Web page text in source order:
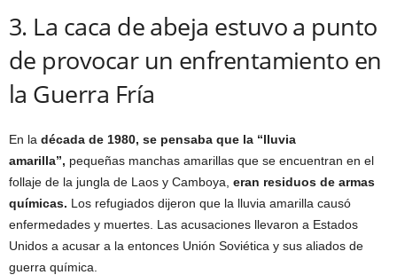
3. La caca de abeja estuvo a punto
de provocar un enfrentamiento en
la Guerra Fría
En la década de 1980, se pensaba que la “lluvia
amarilla”, pequeñas manchas amarillas que se encuentran en el
follaje de la jungla de Laos y Camboya, eran residuos de armas
químicas. Los refugiados dijeron que la lluvia amarilla causó
enfermedades y muertes. Las acusaciones llevaron a Estados
Unidos a acusar a la entonces Unión Soviética y sus aliados de
guerra química.